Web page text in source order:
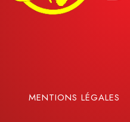
MENTIONS LÉGALES